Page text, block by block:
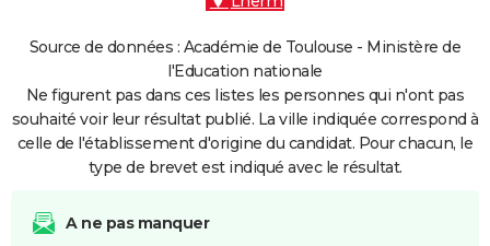
Source de données : Académie de Toulouse - Ministère de
l'Education nationale
Ne figurent pas dans ces listes les personnes qui n'ont pas
souhaité voir leur résultat publié. La ville indiquée correspond à
celle de l'établissement d'origine du candidat. Pour chacun, le
type de brevet est indiqué avec le résultat.
A ne pas manquer